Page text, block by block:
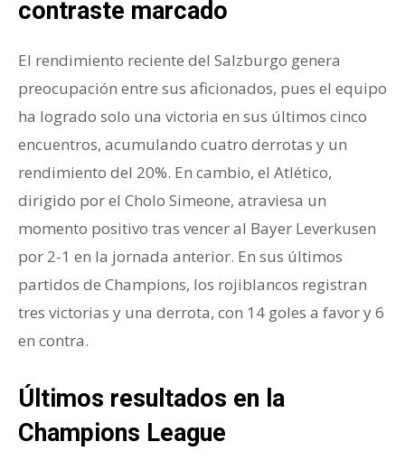
contraste marcado
El rendimiento reciente del Salzburgo genera
preocupación entre sus aficionados, pues el equipo
ha logrado solo una victoria en sus últimos cinco
encuentros, acumulando cuatro derrotas y un
rendimiento del 20%. En cambio, el Atlético,
dirigido por el Cholo Simeone, atraviesa un
momento positivo tras vencer al Bayer Leverkusen
por 2-1 en la jornada anterior. En sus últimos
partidos de Champions, los rojiblancos registran
tres victorias y una derrota, con 14 goles a favor y 6
en contra.
Últimos resultados en la
Champions League